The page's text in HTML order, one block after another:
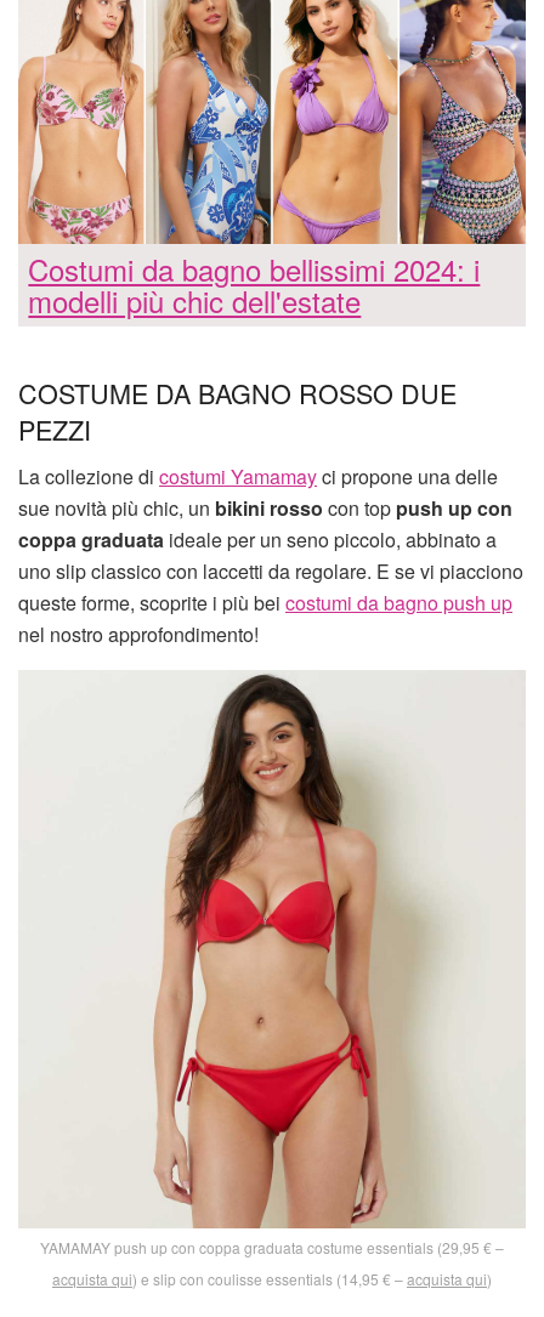
Costumi da bagno bellissimi 2024: i
modelli più chic dell'estate
COSTUME DA BAGNO ROSSO DUE
PEZZI
La collezione di costumi Yamamayci propone una delle
sue novità più chic, un bikini rosso con top push up con
coppa graduata ideale per un seno piccolo, abbinato a
uno slip classico con laccetti da regolare. E se vi piacciono
queste forme, scoprite i più bei costumi da bagno push up
nel nostro approfondimento!
YAMAMAY push up con coppa graduata costume essentials (29,95 € –
acquista qui) e slip con coulisse essentials (14,95 € –acquista qui)